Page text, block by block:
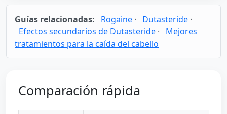
Guías relacionadas: Rogaine · Dutasteride ·
Efectos secundarios de Dutasteride ·
Mejores
tratamientos para la caída del cabello
Comparación rápida